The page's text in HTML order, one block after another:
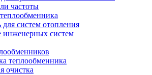
частоты
для систем отопления
систем
теплообменника
очистка